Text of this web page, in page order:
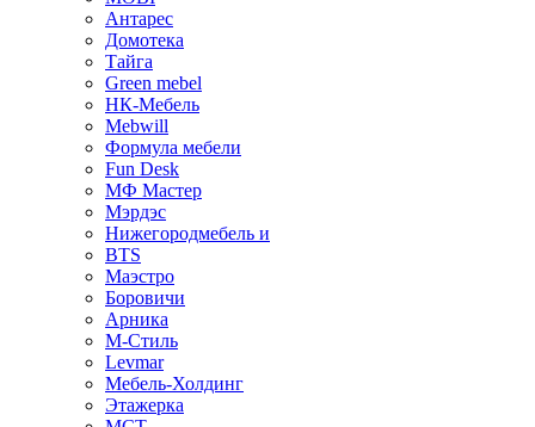
Антарес
Домотека
Тайга
Green mebel
НК-Мебель
Mebwill
Формула мебели
Fun Desk
МФ Мастер
Мэрдэс
Нижегородмебель и
BTS
Маэстро
Боровичи
Арника
М-Стиль
Levmar
Мебель-Холдинг
Этажерка